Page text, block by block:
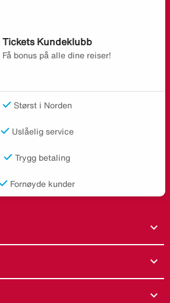
Tickets Kundeklubb
Få bonus på alle dine reiser!
Størst i Norden
Uslåelig service
Trygg betaling
Fornøyde kunder
expand_more
expand_more
expand_more